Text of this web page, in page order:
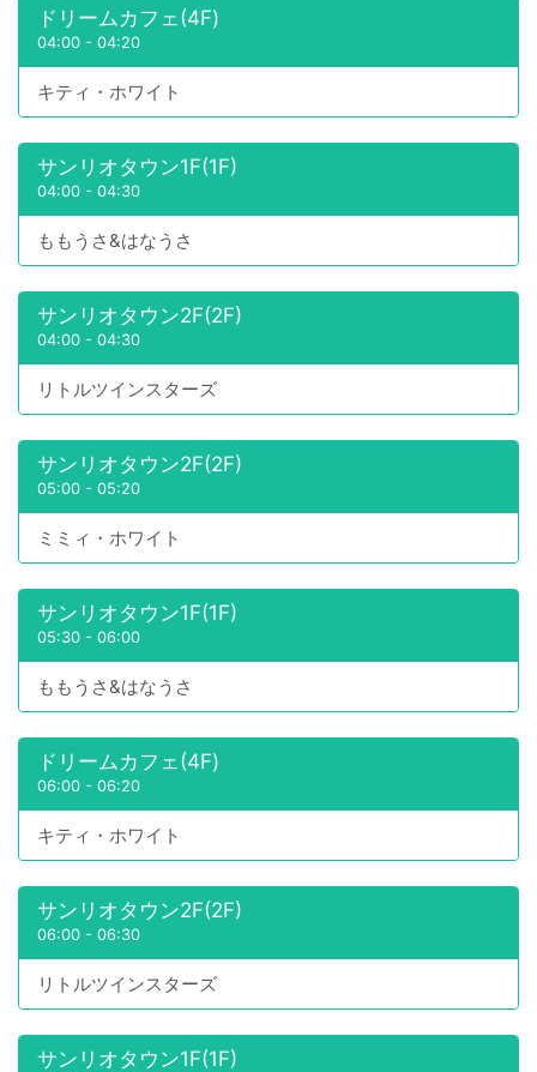
ドリームカフェ(4F)
04:00 - 04:20
キティ・ホワイト
サンリオタウン1F(1F)
04:00 - 04:30
ももうさ&はなうさ
サンリオタウン2F(2F)
04:00 - 04:30
リトルツインスターズ
サンリオタウン2F(2F)
05:00 - 05:20
ミミィ・ホワイト
サンリオタウン1F(1F)
05:30 - 06:00
ももうさ&はなうさ
ドリームカフェ(4F)
06:00 - 06:20
キティ・ホワイト
サンリオタウン2F(2F)
06:00 - 06:30
リトルツインスターズ
サンリオタウン1F(1F)